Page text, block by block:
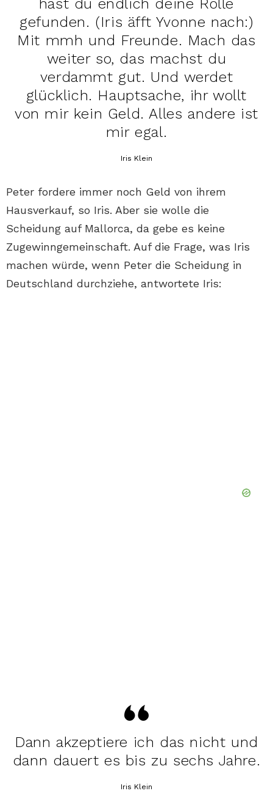
hast du endlich deine Rolle
gefunden. (Iris äfft Yvonne nach:)
Mit mmh und Freunde. Mach das
weiter so, das machst du
verdammt gut. Und werdet
glücklich. Hauptsache, ihr wollt
von mir kein Geld. Alles andere ist
mir egal.
Iris Klein
Peter fordere immer noch Geld von ihrem
Hausverkauf, so Iris. Aber sie wolle die
Scheidung auf Mallorca, da gebe es keine
Zugewinngemeinschaft. Auf die Frage, was Iris
machen würde, wenn Peter die Scheidung in
Deutschland durchziehe, antwortete Iris:
Dann akzeptiere ich das nicht und
dann dauert es bis zu sechs Jahre.
Iris Klein